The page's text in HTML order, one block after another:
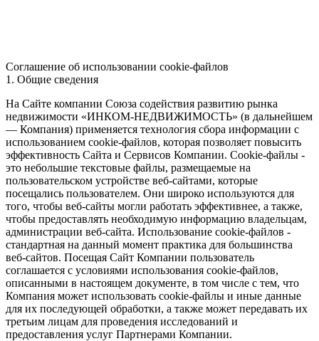
Соглашение об использовании cookie-файлов
1. Общие сведения
На Сайте компании Союза содействия развитию рынка
недвижимости «ИНКОМ-НЕДВИЖИМОСТЬ» (в дальнейшем
— Компания) применяется технология сбора информации с
использованием cookie-файлов, которая позволяет повысить
эффективность Сайта и Сервисов Компании. Сookie-файлы -
это небольшие текстовые файлы, размещаемые на
пользовательском устройстве веб-сайтами, которые
посещались пользователем. Они широко используются для
того, чтобы веб-сайты могли работать эффективнее, а также,
чтобы предоставлять необходимую информацию владельцам,
администрации веб-сайта. Использование cookie-файлов -
стандартная на данный момент практика для большинства
веб-сайтов. Посещая Сайт Компании пользователь
соглашается с условиями использования cookie-файлов,
описанными в настоящем документе, в том числе с тем, что
Компания может использовать cookie-файлы и иные данные
для их последующей обработки, а также может передавать их
третьим лицам для проведения исследований и
предоставления услуг Партнерами Компании.